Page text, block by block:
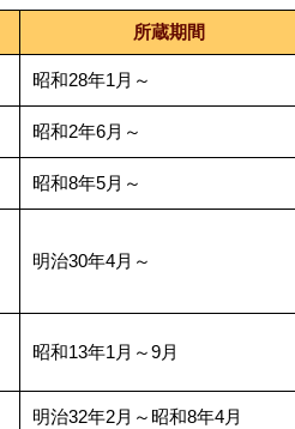
所蔵期間
昭和28年1月～
昭和2年6月～
昭和8年5月～
明治30年4月～
昭和13年1月～9月
明治32年2月～昭和8年4月